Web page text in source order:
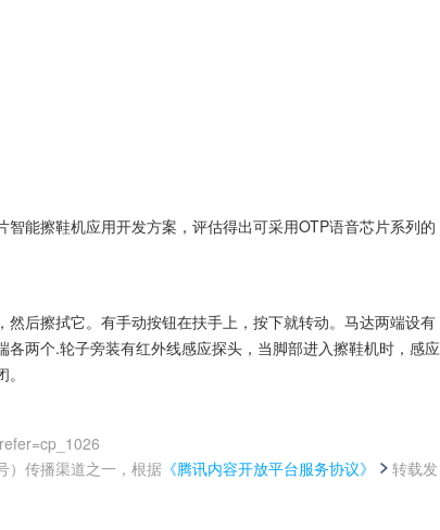
能擦鞋机应用开发方案，评估得出可采用OTP语音芯片系列的
后擦拭它。有手动按钮在扶手上，按下就转动。马达两端设有
两个.轮子旁装有红外线感应探头，当脚部进入擦鞋机时，感应
）传播渠道之一，根据 《腾讯内容开放平台服务协议》
转载发